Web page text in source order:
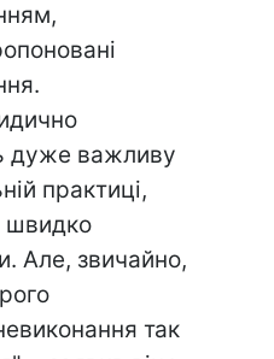
дуже важливу
практиці,
швидко
Але, звичайно,
так